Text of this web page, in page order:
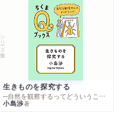
シリーズ・全集
生きものを探究する
─自然を観察するってどういうこと？
小島渉著